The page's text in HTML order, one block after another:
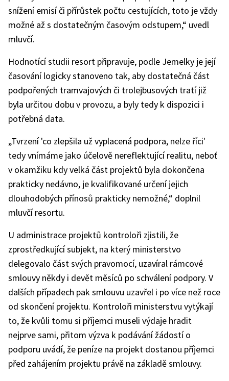
snížení emisí či přírůstek počtu cestujících, toto je vždy
možné až s dostatečným časovým odstupem,“ uvedl
mluvčí.
Hodnotící studii resort připravuje, podle Jemelky je její
časování logicky stanoveno tak, aby dostatečná část
podpořených tramvajových či trolejbusových tratí již
byla určitou dobu v provozu, a byly tedy k dispozici i
potřebná data.
„Tvrzení 'co zlepšila už vyplacená podpora, nelze říci'
tedy vnímáme jako účelově nereflektující realitu, neboť
v okamžiku kdy velká část projektů byla dokončena
prakticky nedávno, je kvalifikované určení jejich
dlouhodobých přínosů prakticky nemožné,“ doplnil
mluvčí resortu.
U administrace projektů kontroloři zjistili, že
zprostředkující subjekt, na který ministerstvo
delegovalo část svých pravomocí, uzavíral rámcové
smlouvy někdy i devět měsíců po schválení podpory. V
dalších případech pak smlouvu uzavřel i po více než roce
od skončení projektu. Kontroloři ministerstvu vytýkají
to, že kvůli tomu si příjemci museli výdaje hradit
nejprve sami, přitom výzva k podávání žádostí o
podporu uvádí, že peníze na projekt dostanou příjemci
před zahájením projektu právě na základě smlouvy.